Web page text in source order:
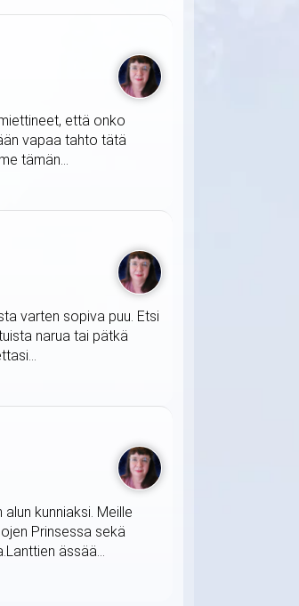
että onko
vapaa tahto tätä
tämän...
varten sopiva puu. Etsi
narua tai pätkä
kunniaksi. Meille
Prinsessa sekä
ässää...